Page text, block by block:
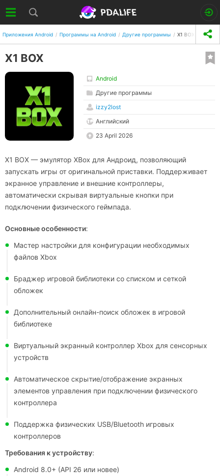
Приложения Android Программы на Android Другие программы X1 BOX
X1 BOX
Android
Другие программы
izzy2lost
Английский
23 April 2026
X1 BOX — эмулятор XBox для Андроид, позволяющий
запускать игры от оригинальной приставки. Поддерживает
экранное управление и внешние контроллеры,
автоматически скрывая виртуальные кнопки при
подключении физического геймпада.
Основные особенности:
Мастер настройки для конфигурации необходимых
файлов Xbox
Браджер игровой библиотеки со списком и сеткой
обложек
Дополнительный онлайн-поиск обложек в игровой
библиотеке
Виртуальный экранный контроллер Xbox для сенсорных
устройств
Автоматическое скрытие/отображение экранных
элементов управления при подключении физического
контроллера
Поддержка физических USB/Bluetooth игровых
контроллеров
Требования к устройству:
Android 8.0+ (API 26 или новее)